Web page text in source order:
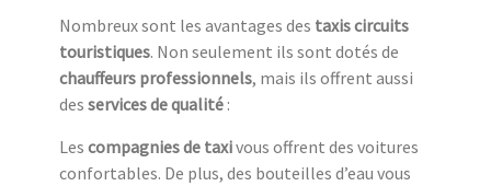
Nombreux sont les avantages des taxis circuits
touristiques. Non seulement ils sont dotés de
chauffeurs professionnels, mais ils offrent aussi
des services de qualité :
Les compagnies de taxivous offrent des voitures
confortables. De plus, des bouteilles d’eau vous